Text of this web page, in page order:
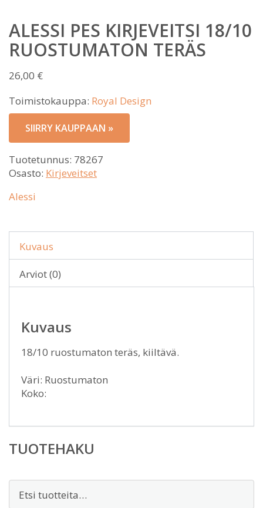
ALESSI PES KIRJEVEITSI 18/10
RUOSTUMATON TERÄS
26,00 €
Toimistokauppa: Royal Design
SIIRRY KAUPPAAN »
Tuotetunnus: 78267
Osasto: Kirjeveitset
Alessi
Kuvaus
Arviot (0)
Kuvaus
18/10 ruostumaton teräs, kiiltävä.
Väri: Ruostumaton
Koko:
TUOTEHAKU